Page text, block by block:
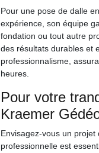
Pour une pose de dalle
expérience, son équipe
fondation ou tout autre
des résultats durables et
professionnalisme,
heures.
Pour votre
Kraemer
Envisagez-vous un
professionnelle est